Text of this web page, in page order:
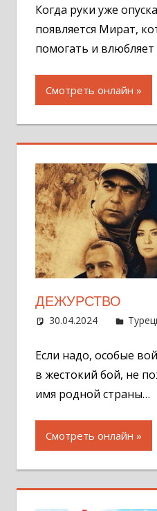
Когда руки уже
появляется Мират,
помогать и влюбляет
Смотреть онлайн
ДЕЖУРСТВО
30.04.2024
Если надо, особые
в жестокий бой, не
имя родной страны…
Смотреть онлайн